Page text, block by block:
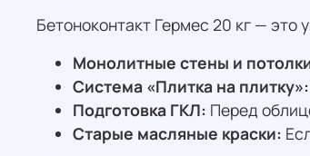
Бетоноконтакт Гермес 20 кг — это
Монолитные стены и
Система «Плитка на плитку»:
Подготовка ГКЛ: Перед
Старые масляные краски: